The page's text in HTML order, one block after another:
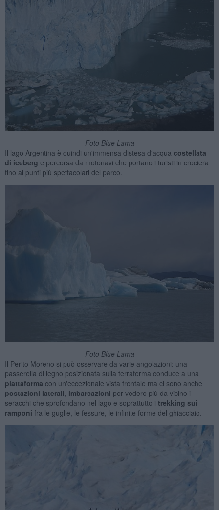
Foto Blue Lama
Il lago Argentina è quindi un'immensa distesa d'acqua costellata
di iceberg e percorsa da motonavi che portano i turisti in crociera
fino ai punti più spettacolari del parco.
Foto Blue Lama
Il Perito Moreno si può osservare da varie angolazioni: una
passerella di legno posizionata sulla terraferma conduce a una
piattaforma con un'eccezionale vista frontale ma ci sono anche
postazioni laterali imbarcazioni per vedere più da vicino i
seracchi che sprofondano nel lago e soprattutto i trekking sui
ramponi fra le guglie, le fessure, le infinite forme del ghiacciaio.